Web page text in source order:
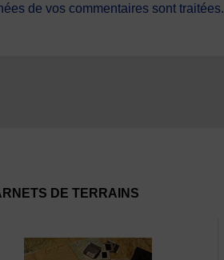
de vos commentaires sont traitées.
DE TERRAINS